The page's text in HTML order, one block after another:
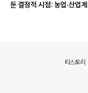
둔 결정적 시점: 농업·산업
티스토리